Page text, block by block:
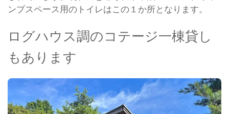
ンプスペース用のトイレはこの１か所となります。
ログハウス調のコテージ一棟貸し
もあります